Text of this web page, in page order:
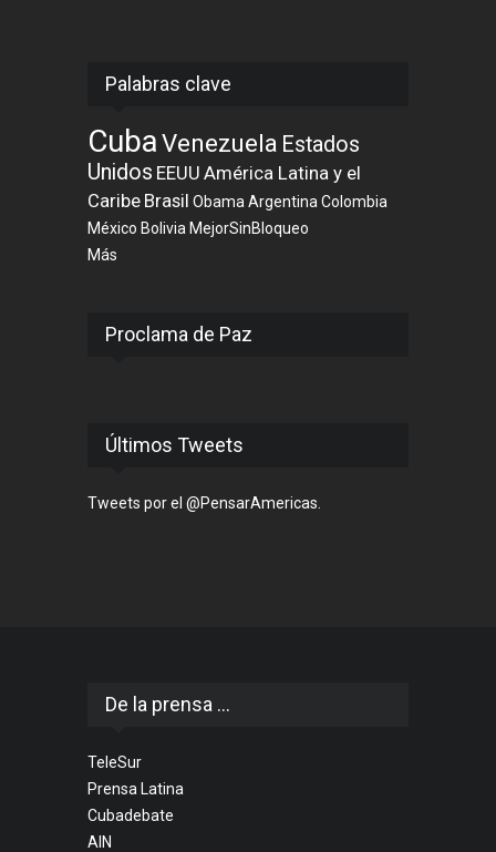
Palabras clave
CubaVenezuela Estados
Unidos EEUU América Latina y el
Caribe Brasil Obama Argentina Colombia
México Bolivia MejorSinBloqueo
Más
Proclama de Paz
Últimos Tweets
Tweets por el @PensarAmericas.
De la prensa ...
TeleSur
Prensa Latina
Cubadebate
AIN